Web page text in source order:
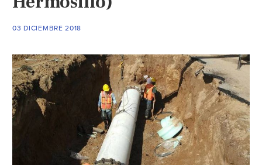
03 DICIEMBRE 2018